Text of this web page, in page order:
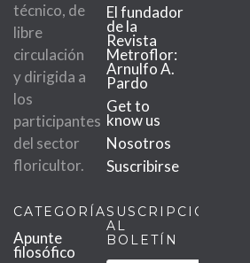
técnico, de
libre
circulación
y dirigida a
los
participantes
del sector
floricultor.
El fundador
de la
Revista
Metroflor:
Arnulfo A.
Pardo
Get to
know us
Nosotros
Suscribirse
CATEGORÍAS
Apunte
filosófico
SUSCRIPCIÓN
AL
BOLETÍN